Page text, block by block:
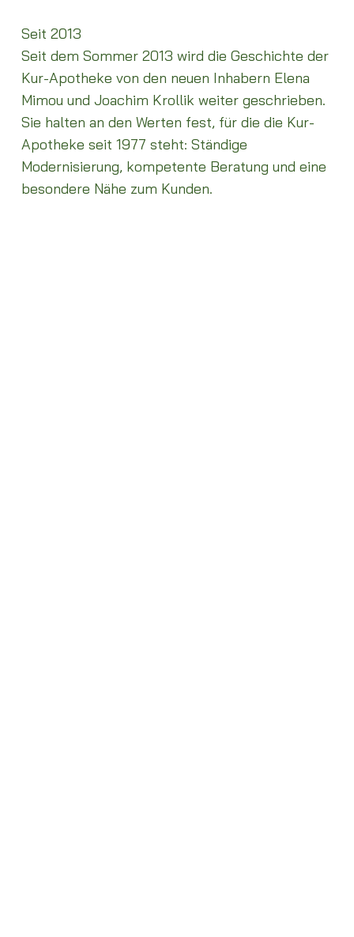
Seit 2013
Seit dem Sommer 2013 wird die Geschichte der
Kur-Apotheke von den neuen Inhabern Elena
Mimou und Joachim Krollik weiter geschrieben.
Sie halten an den Werten fest, für die die Kur-
Apotheke seit 1977 steht: Ständige
Modernisierung, kompetente Beratung und eine
besondere Nähe zum Kunden.